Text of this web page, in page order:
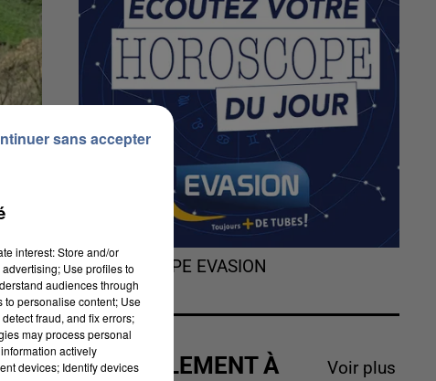
L'HOROSCOPE EVASION
ACTUELLEMENT À
Voir plus
interest: Store and/or
Use profiles to
audiences through
to personalise content; Use
fraud, and fix errors;
may process personal
actively
devices; Identify devices
sans accepter